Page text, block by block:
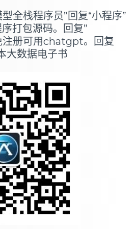
全栈程序员”回复“小程序”
打包源码。回复”
册可用chatgpt。回复
大数据电子书